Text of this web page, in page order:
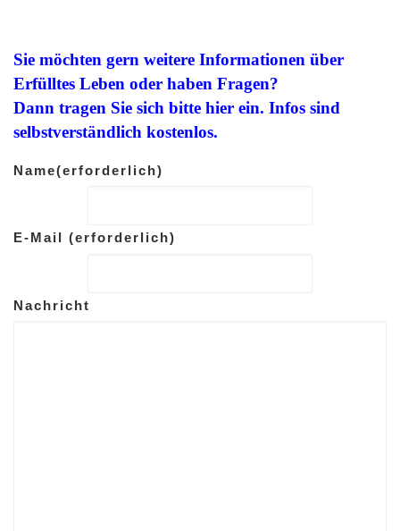
Sie möchten gern weitere Informationen über
Erfülltes Leben oder haben Fragen?
Dann tragen Sie sich bitte hier ein. Infos sind
selbstverständlich kostenlos.
Name(erforderlich)
E-Mail (erforderlich)
Nachricht